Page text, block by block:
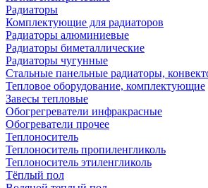
Радиаторы
Комплектующие для радиаторов
Радиаторы алюминиевые
Радиаторы биметаллические
Радиаторы чугунные
Стальные панельные радиаторы,
Тепловое оборудование, комплектующие
Завесы тепловые
Обогрегреватели инфракрасные
Обогреватели прочее
Теплоноситель
Теплоноситель пропиленгликоль
Теплоноситель этиленгликоль
Тёплый пол